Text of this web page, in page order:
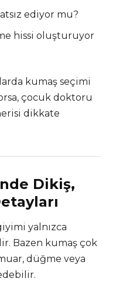
ediyor mu?
hissi oluşturuyor
kumaş seçimi
çocuk doktoru
dikkate
Dikiş,
yalnızca
Bazen kumaş çok
düğme veya